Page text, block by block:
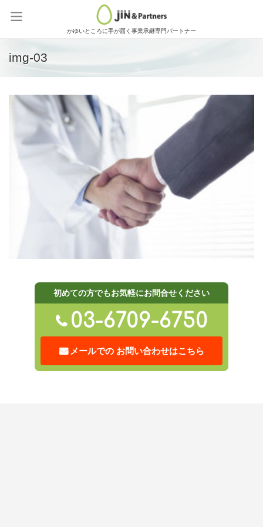
かゆいところに手が届く事業承継専門パートナー
img-03
初めての方でもお気軽にお問合せください
03-6709-6750
メールでのお問い合わせはこちら